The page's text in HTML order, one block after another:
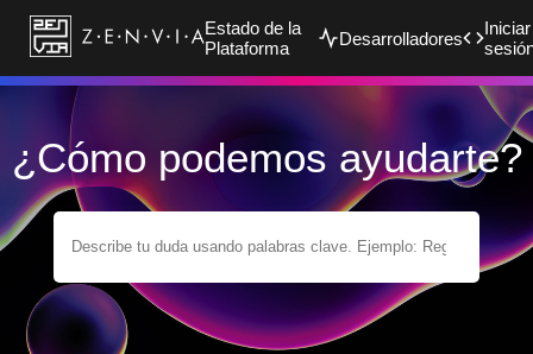
Estado de la
Plataforma
Desarrolladores
Iniciar
¿Cómo podemos ayudarte?